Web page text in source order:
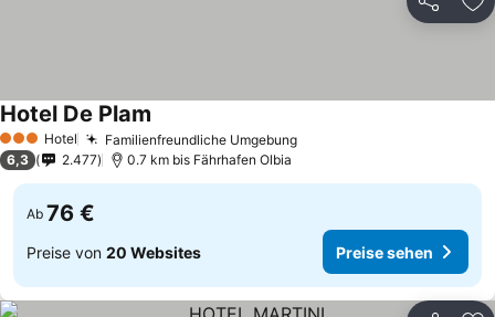
Teilen
3 SterneHotel Familienfreundliche Umgebung
Hotel De Plam
6,3 2.477 0.7 km bis Fährhafen Olbia
Ab 76 €
Preise von 20 Websites Preise sehen